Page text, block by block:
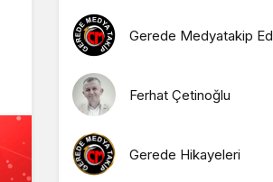
Gerede Medyatakip
Ferhat Çetinoğlu
Gerede Hikayeleri